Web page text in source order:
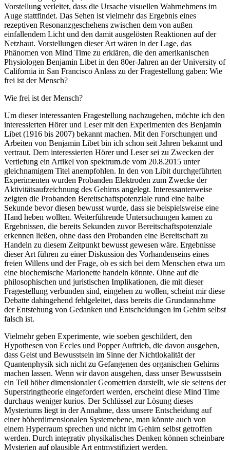
Vorstellung verleitet, dass die Ursache visuellen Wahrnehmens im
Auge stattfindet. Das Sehen ist vielmehr das Ergebnis eines
rezeptiven Resonanzgeschehens zwischen dem von außen
einfallendem Licht und den damit ausgelösten Reaktionen auf der
Netzhaut. Vorstellungen dieser Art wären in der Lage, das
Phänomen von Mind Time zu erklären, die den amerikanischen
Physiologen Benjamin Libet in den 80er-Jahren an der University of
California in San Francisco Anlass zu der Fragestellung gaben: Wie
frei ist der Mensch?
Wie frei ist der Mensch?
Um dieser interessanten Fragestellung nachzugehen, möchte ich den
interessierten Hörer und Leser mit den Experimenten des Benjamin
Libet (1916 bis 2007) bekannt machen. Mit den Forschungen und
Arbeiten von Benjamin Libet bin ich schon seit Jahren bekannt und
vertraut. Dem interessierten Hörer und Leser sei zu Zwecken der
Vertiefung ein Artikel von spektrum.de vom 20.8.2015 unter
gleichnamigem Titel anempfohlen. In den von Libit durchgeführten
Experimenten wurden Probanden Elektroden zum Zwecke der
Aktivitätsaufzeichnung des Gehirns angelegt. Interessanterweise
zeigten die Probanden Bereitschaftspotenziale rund eine halbe
Sekunde bevor diesen bewusst wurde, dass sie beispielsweise eine
Hand heben wollten. Weiterführende Untersuchungen kamen zu
Ergebnissen, die bereits Sekunden zuvor Bereitschaftspotenziale
erkennen ließen, ohne dass den Probanden eine Bereitschaft zu
Handeln zu diesem Zeitpunkt bewusst gewesen wäre. Ergebnisse
dieser Art führen zu einer Diskussion des Vorhandenseins eines
freien Willens und der Frage, ob es sich bei dem Menschen etwa um
eine biochemische Marionette handeln könnte. Ohne auf die
philosophischen und juristischen Implikationen, die mit dieser
Fragestellung verbunden sind, eingehen zu wollen, scheint mir diese
Debatte dahingehend fehlgeleitet, dass bereits die Grundannahme
der Entstehung von Gedanken und Entscheidungen im Gehirn selbst
falsch ist.
Vielmehr geben Experimente, wie soeben geschildert, den
Hypothesen von Eccles und Popper Auftrieb, die davon ausgehen,
dass Geist und Bewusstsein im Sinne der Nichtlokalität der
Quantenphysik sich nicht zu Gefangenen des organischen Gehirns
machen lassen. Wenn wir davon ausgehen, dass unser Bewusstsein
ein Teil höher dimensionaler Geometrien darstellt, wie sie seitens der
Superstringtheorie eingefordert werden, erscheint diese Mind Time
durchaus weniger kurios. Der Schlüssel zur Lösung dieses
Mysteriums liegt in der Annahme, dass unsere Entscheidung auf
einer höherdimensionalen Systemebene, man könnte auch von
einem Hyperraum sprechen und nicht im Gehirn selbst getroffen
werden. Durch integrativ physikalisches Denken können scheinbare
Mysterien auf plausible Art entmystifiziert werden.